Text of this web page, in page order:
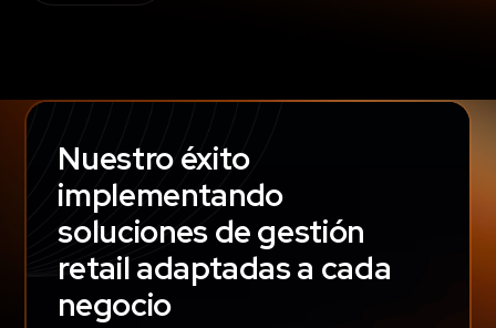
Nuestro éxito
implementando
soluciones de gestión
retail adaptadas a cada
negocio